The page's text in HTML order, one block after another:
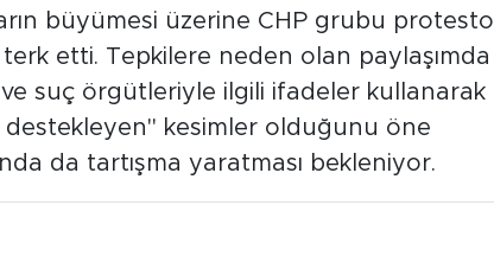
büyümesi üzerine CHP grubu protesto
etti. Tepkilere neden olan paylaşımda
ve suç örgütleriyle ilgili ifadeler kullanarak
destekleyen" kesimler olduğunu öne
da tartışma yaratması bekleniyor.